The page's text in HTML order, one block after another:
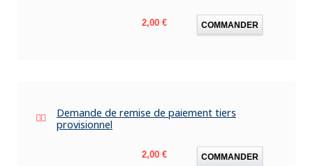
Prix
2,00 € COMMANDER
Demande de remise de paiement tiers
provisionnel
Prix
2,00 € COMMANDER